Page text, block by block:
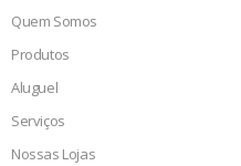
Quem Somos
Produtos
Aluguel
Serviços
Nossas Lojas